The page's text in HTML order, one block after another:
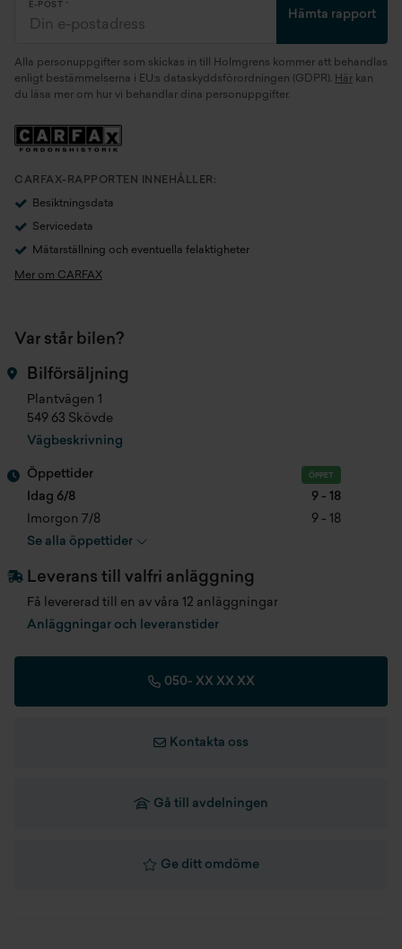
Motor 1.6 BlueHDi (88 kW)
Antal växlar
Drivaxel
Förbrukning bl.körning (NEDC)
CO2 NEDC
Hästkrafter
Acc. 0-100 km/h
Cylindervolym
Antal säten
Färg
Produktionsmånad 201606
E-POST
Hämta rapport
Alla personuppgifter som skickas in till Holmgrens kommer att behandlas
enligt bestämmelserna i EU:s dataskyddsförordningen (GDPR). Här kan
du läsa mer om hur vi behandlar dina personuppgifter.
CARFAX-RAPPORTEN INNEHÅLLER:
Besiktningsdata
Servicedata
Mätarställning och eventuella felaktigheter
Mer om CARFAX
Var står bilen?
Bilförsäljning
Plantvägen 1
549 63 Skövde
Vägbeskrivning
Öppettider ÖPPET
Idag 6/8
9 - 18
Imorgon 7/8
9 - 18
Se alla öppettider
Leverans till valfri anläggning
Få levererad till en av våra 12 anläggningar
Anläggningar och leveranstider
050- XX XX XX
Kontakta oss
Gå till avdelningen
Ge ditt omdöme